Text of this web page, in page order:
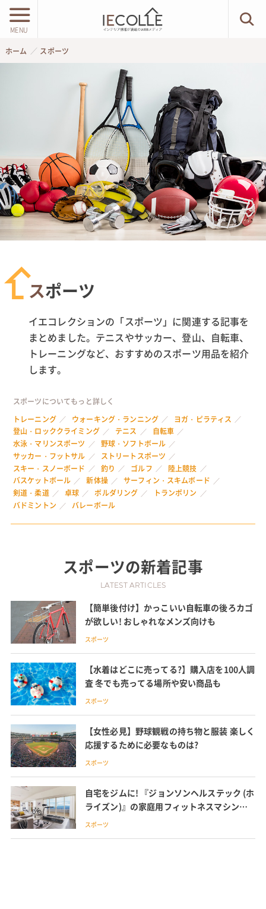
MENU
ホーム スポーツ
スポーツ
イエコレクションの「スポーツ」に関連する記事を
まとめました。テニスやサッカー、登山、自転車、
トレーニングなど、おすすめのスポーツ用品を紹介
します。
スポーツについてもっと詳しく
トレーニング
ウォーキング・ランニング
ヨガ・ピラティス
登山・ロッククライミング
テニス
自転車
水泳・マリンスポーツ
野球・ソフトボール
サッカー・フットサル
ストリートスポーツ
スキー・スノーボード
釣り ゴルフ
陸上競技
バスケットボール
新体操
サーフィン・スキムボード
剣道・柔道
卓球 ボルダリング
トランポリン
バドミントン
バレーボール
スポーツの新着記事
LATEST ARTICLES
【簡単後付け】かっこいい自転車の後ろカゴ
が欲しい! おしゃれなメンズ向けも
スポーツ
【水着はどこに売ってる?】購入店を100人調
査 冬でも売ってる場所や安い商品も
スポーツ
【女性必見】野球観戦の持ち物と服装 楽しく
応援するために必要なものは?
スポーツ
自宅をジムに! 『ジョンソンヘルステック (ホ
ライズン)』の家庭用フィットネスマシン特
集
スポーツ